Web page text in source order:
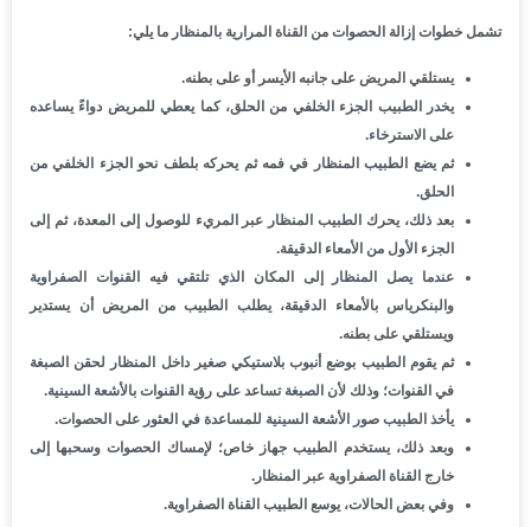
تشمل خطوات إزالة الحصوات من القناة المرارية بالمنظار ما يلي:
يستلقي المريض على جانبه الأيسر أو على بطنه.
يخدر الطبيب الجزء الخلفي من الحلق، كما يعطي للمريض دواءً يساعده
على الاسترخاء.
ثم يضع الطبيب المنظار في فمه ثم يحركه بلطف نحو الجزء الخلفي من
الحلق.
بعد ذلك، يحرك الطبيب المنظار عبر المريء للوصول إلى المعدة، ثم إلى
الجزء الأول من الأمعاء الدقيقة.
عندما يصل المنظار إلى المكان الذي تلتقي فيه القنوات الصفراوية
والبنكرياس بالأمعاء الدقيقة، يطلب الطبيب من المريض أن يستدير
ويستلقي على بطنه.
ثم يقوم الطبيب بوضع أنبوب بلاستيكي صغير داخل المنظار لحقن الصبغة
في القنوات؛ وذلك لأن الصبغة تساعد على رؤية القنوات بالأشعة السينية.
يأخذ الطبيب صور الأشعة السينية للمساعدة في العثور على الحصوات.
وبعد ذلك، يستخدم الطبيب جهاز خاص؛ لإمساك الحصوات وسحبها إلى
خارج القناة الصفراوية عبر المنظار.
وفي بعض الحالات، يوسع الطبيب القناة الصفراوية.